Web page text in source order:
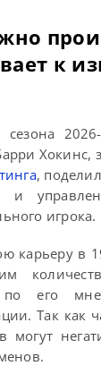
к
сезона
,
и
игрока.
карьеру в
его
Так как
могут